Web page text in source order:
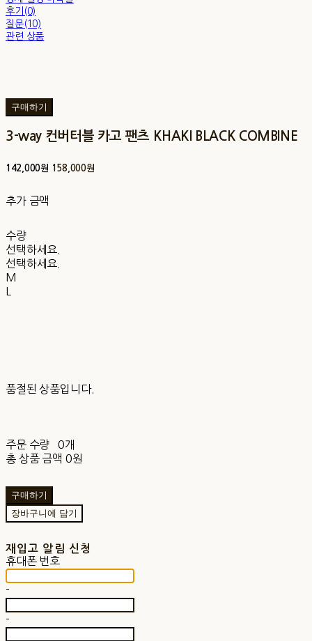
후기(0)
질문(10)
관련 상품
구매하기
3-way 컨버터블 카고 팬츠 KHAKI BLACK COMBINE
142,000원 158,000원
추가 금액
수량
선택하세요.
선택하세요.
M
품절된 상품입니다.
주문 수량
0개
총 상품 금액 0원
구매하기
장바구니에 담기
재입고 알림 신청
휴대폰 번호
-
-